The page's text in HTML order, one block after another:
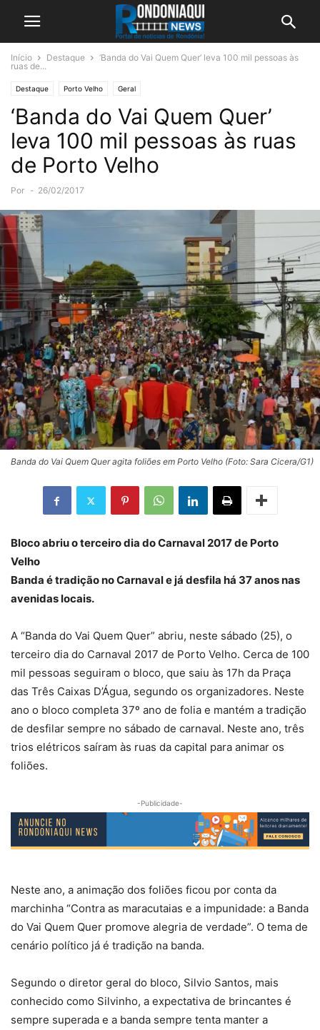
Início Destaque
‘Banda do Vai Quem Quer’ leva 100 mil pessoas às
ruas de...
Destaque Porto Velho Geral
‘Banda do Vai Quem Quer’
leva 100 mil pessoas às ruas
de Porto Velho
Por - 26/02/2017
Banda do Vai Quem Quer agita foliões em Porto Velho (Foto: Sara Cicera/G1)
Bloco abriu o terceiro dia do Carnaval 2017 de Porto
Velho
Banda é tradição no Carnaval e já desfila há 37 anos nas
avenidas locais.
A “Banda do Vai Quem Quer” abriu, neste sábado (25), o
terceiro dia do Carnaval 2017 de Porto Velho. Cerca de 100
mil pessoas seguiram o bloco, que saiu às 17h da Praça
das Três Caixas D’Água, segundo os organizadores. Neste
ano o bloco completa 37º ano de folia e mantém a tradição
de desfilar sempre no sábado de carnaval. Neste ano, três
trios elétricos saíram às ruas da capital para animar os
foliões.
-Publicidade-
Neste ano, a animação dos foliões ficou por conta da
marchinha “Contra as maracutaias e a impunidade: a Banda
do Vai Quem Quer promove alegria de verdade”. O tema de
cenário político já é tradição na banda.
Segundo o diretor geral do bloco, Silvio Santos, mais
conhecido como Silvinho, a expectativa de brincantes é
sempre superada e a banda sempre tenta manter a